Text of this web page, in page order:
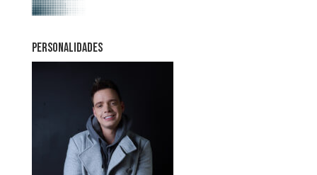
PERSONALIDADES